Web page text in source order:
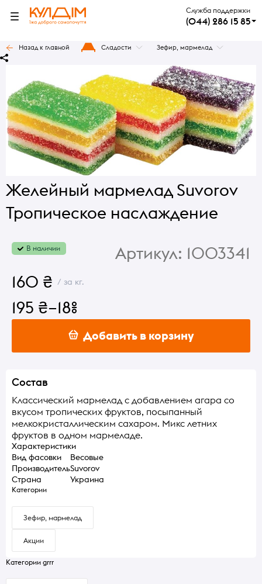
Служба поддержки
(044) 286 15 85
Назад к главной Сладости Зефир, мармелад
Желейный мармелад Suvorov
Тропическое наслаждение
В наличии Артикул: 1003341
160 ₴ / за кг.
195 ₴–18%
Добавить в корзину
Состав
Классический мармелад с добавлением агара со
вкусом тропических фруктов, посыпанный
мелкокристаллическим сахаром. Микс летних
фруктов в одном мармеладе.
Характеристики
Вид фасовки
Весовые
ПроизводительSuvorov
Страна
Украина
Категории
Зефир, мармелад
Акции
Категории grrr